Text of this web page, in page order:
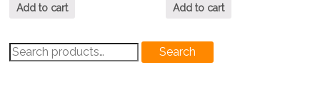
Add to cart Add to cart
Search
for:
Search